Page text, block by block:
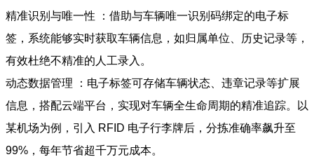
精准识别与唯一性 ：借助与车辆唯一识别码绑定的电子标
签，系统能够实时获取车辆信息，如归属单位、历史记录等，
有效杜绝不精准的人工录入。
动态数据管理 ：电子标签可存储车辆状态、违章记录等扩展
信息，搭配云端平台，实现对车辆全生命周期的精准追踪。以
某机场为例，引入 RFID 电子行李牌后，分拣准确率飙升至
99%，每年节省超千万元成本。